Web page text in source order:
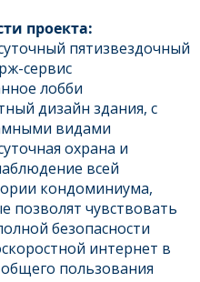
проекта:
пятизвездочный
сервис
лобби
дизайн здания, с
видами
охрана и
всей
кондоминиума,
позволят чувствовать
безопасности
интернет в
пользования